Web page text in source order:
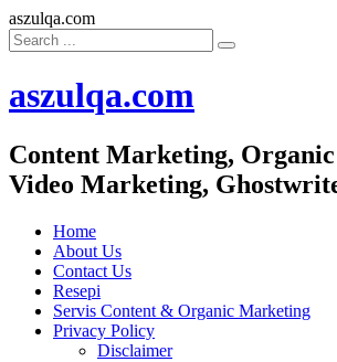
aszulqa.com
aszulqa.com
Content Marketing,
Video Marketing,
Home
About Us
Contact Us
Resepi
Servis Content & Organic Marketing
Privacy Policy
Disclaimer